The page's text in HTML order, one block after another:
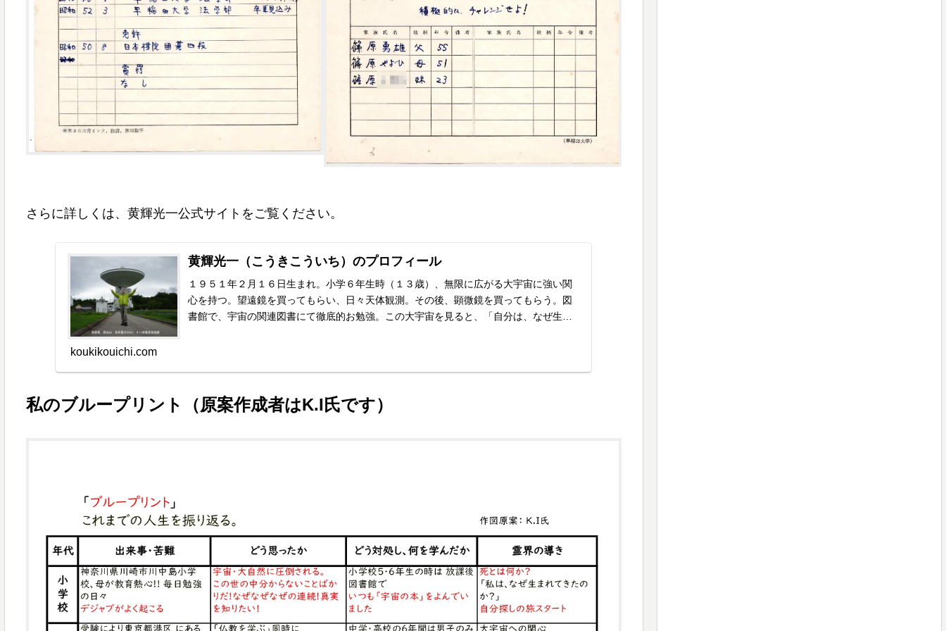
さらに詳しくは、黄輝光一公式サイトをご覧ください。
黄輝光一（こうきこういち）のプロフィール
１９５１年２月１６日生まれ。小学６年生時（１３歳）、無限に広がる大宇宙に強い関
心を持つ。望遠鏡を買ってもらい、日々天体観測。その後、顕微鏡を買ってもらう。図
書館で、宇宙の関連図書にて徹底的お勉強。この大宇宙を見ると、「自分は、なぜ生ま
koukikouichi.com
私のブループリント（原案作成者はK.I氏です）